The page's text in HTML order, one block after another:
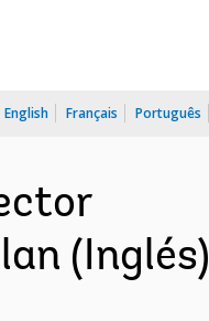
English Français Português
(Inglés)